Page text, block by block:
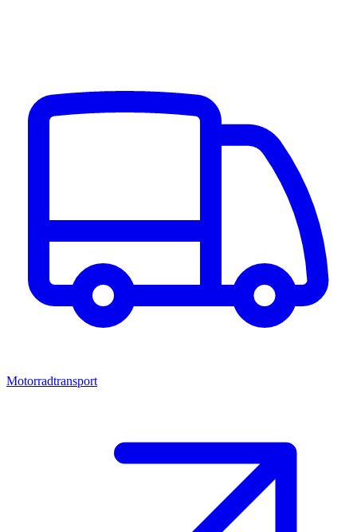
Motorradtransport